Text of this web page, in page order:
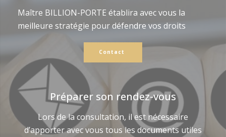
Maître BILLION-PORTE établira avec vous la
meilleure stratégie pour défendre vos droits
Contact
Préparer son rendez-vous
Lors de la consultation, il est nécessaire
d’apporter avec vous tous les documents utiles